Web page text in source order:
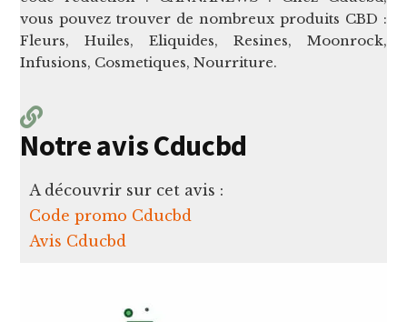
vous pouvez trouver de nombreux produits CBD :
Fleurs, Huiles, Eliquides, Resines, Moonrock,
Infusions, Cosmetiques, Nourriture.
Notre avis Cducbd
A découvrir sur cet avis :
Code promo Cducbd
Avis Cducbd